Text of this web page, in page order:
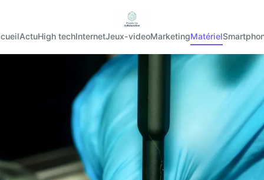
ActuHigh techInternetJeux-videoMarketingMatériel